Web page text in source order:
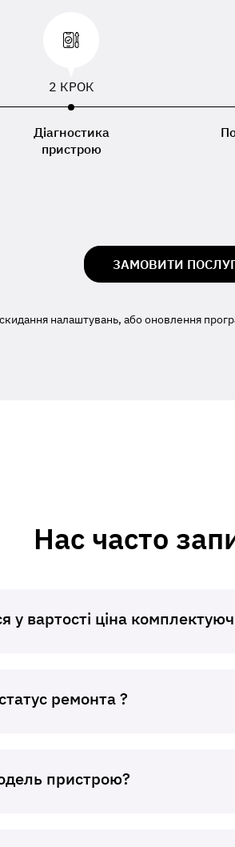
2 КРОК
Діагностика
пристрою
ЗАМОВИТИ
налаштувань, або оновлення
Нас часто
у вартості ціна
ремонта ?
пристрою?